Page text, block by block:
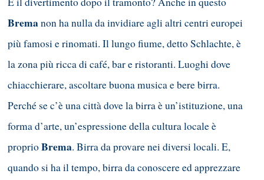
Bremanon ha nulla da invidiare agli altri centri europei
più famosi e rinomati. Il lungo fiume, detto Schlachte, è
la zona più ricca di café, bar e ristoranti. Luoghi dove
chiacchierare, ascoltare buona musica e bere birra.
Perché se c’è una città dove la birra è un’istituzione, una
forma d’arte, un’espressione della cultura locale è
proprioBrema. Birra da provare nei diversi locali. E,
quando si ha il tempo, birra da conoscere ed apprezzare